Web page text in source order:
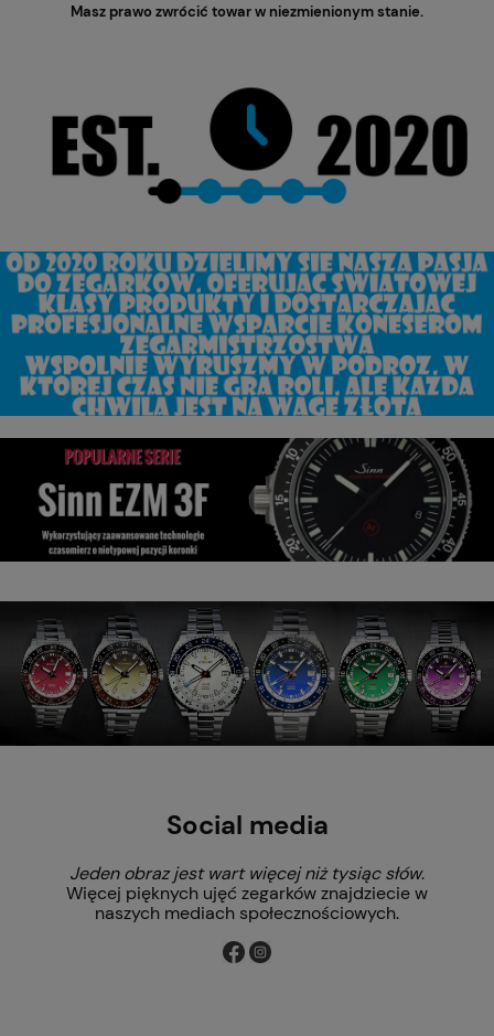
Masz prawo zwrócić towar w niezmienionym stanie.
Social media
Jeden obraz jest wart więcej niż tysiąc słów.
Więcej pięknych ujęć zegarków znajdziecie w
naszych mediach społecznościowych.